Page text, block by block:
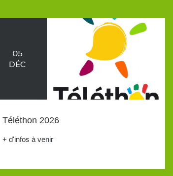
05
DÉC
Téléthon 2026
+ d'infos à venir